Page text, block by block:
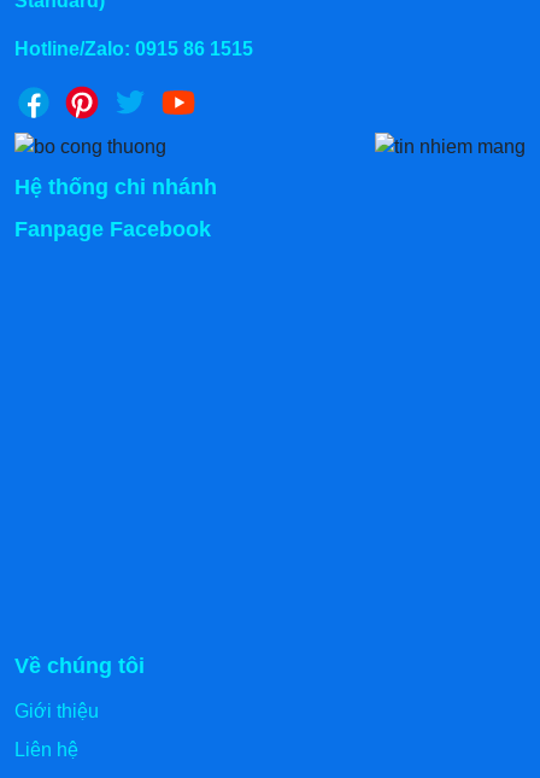
Hotline/Zalo: 0915 86 1515
Hệ thống chi nhánh
Fanpage Facebook
Về chúng tôi
Giới thiệu
Liên hệ